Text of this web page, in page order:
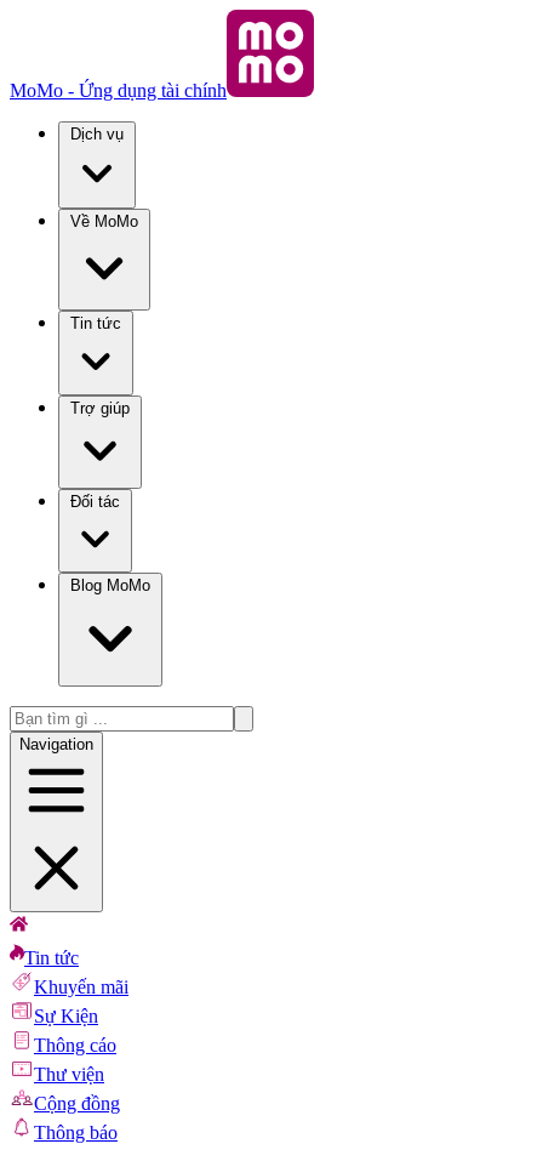
MoMo - Ứng dụng tài chính
Dịch vụ
Về MoMo
Tin tức
Trợ giúp
Đối tác
Blog MoMo
Navigation
Tin tức
Khuyến mãi
Sự Kiện
Thông cáo
Thư viện
Cộng đồng
Thông báo